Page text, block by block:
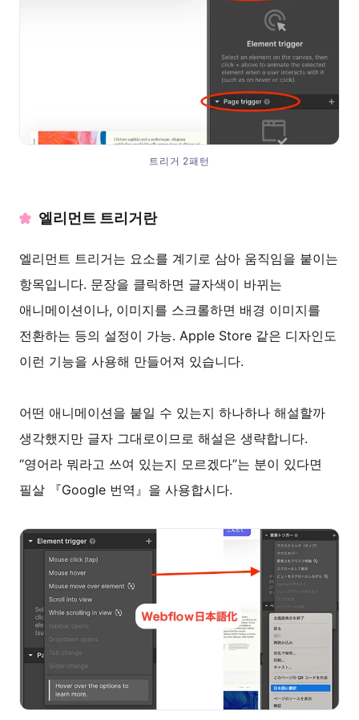
트리거 2패턴
엘리먼트 트리거란
엘리먼트 트리거는 요소를 계기로 삼아 움직임을 붙이는
항목입니다. 문장을 클릭하면 글자색이 바뀌는
애니메이션이나, 이미지를 스크롤하면 배경 이미지를
전환하는 등의 설정이 가능. Apple Store 같은 디자인도
이런 기능을 사용해 만들어져 있습니다.
어떤 애니메이션을 붙일 수 있는지 하나하나 해설할까
생각했지만 글자 그대로이므로 해설은 생략합니다.
“영어라 뭐라고 쓰여 있는지 모르겠다”는 분이 있다면
필살 『Google 번역』을 사용합시다.